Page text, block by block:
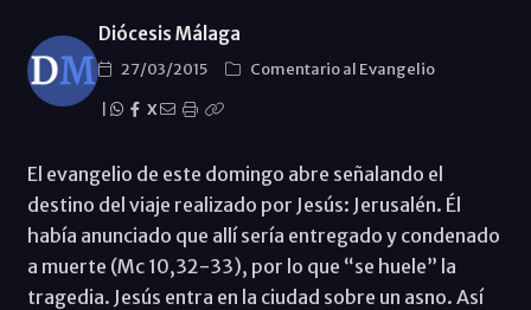
Diócesis Málaga
27/03/2015
Comentario al Evangelio
X
El evangelio de este domingo abre señalando el
destino del viaje realizado por Jesús: Jerusalén. Él
había anunciado que allí sería entregado y condenado
a muerte (Mc 10,32-33), por lo que “se huele” la
tragedia. Jesús entra en la ciudad sobre un asno. Así